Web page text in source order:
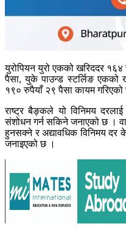
युरोपियन युरो एकको खरिददर
पैसा, युके पाउन्ड स्टर्लिङ एकको
१९० रुपैयाँ २९ पैसा कायम गरिएको
राष्ट्र बैङ्कले यो विनिमय
संशोधन गर्न सकिने जनाएको छ ।
हुनसक्ने र अद्यावधिक विनिमय दर
जनाइएको छ ।